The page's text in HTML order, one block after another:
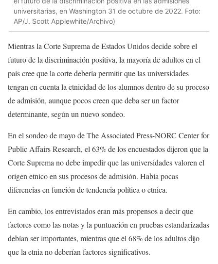
universitarias, en Washington 31 de octubre de 2022. Foto:
AP/J. Scott Applewhite/Archivo)
Mientras la Corte Suprema de Estados Unidos decide sobre el
futuro de la discriminación positiva, la mayoría de adultos en el
país cree que la corte debería permitir que las universidades
tengan en cuenta la etnicidad de los alumnos dentro de su proceso
de admisión, aunque pocos creen que deba ser un factor
determinante, según un nuevo sondeo.
En el sondeo de mayo de The Associated Press-NORC Center for
Public Affairs Research, el 63% de los encuestados dijeron que la
Corte Suprema no debe impedir que las universidades valoren el
origen etnico en sus procesos de admisión. Había pocas
diferencias en función de tendencia política o etnica.
En cambio, los entrevistados eran más propensos a decir que
factores como las notas y la puntuación en pruebas estandarizadas
debían ser importantes, mientras que el 68% de los adultos dijo
que la etnia no deberían factores significativos.